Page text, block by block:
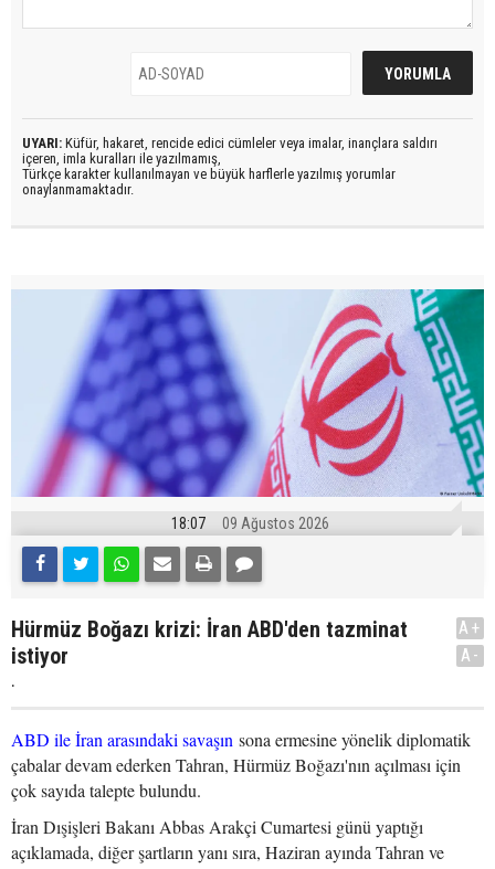
UYARI: Küfür, hakaret, rencide edici cümleler veya imalar, inançlara saldırı
içeren, imla kuralları ile yazılmamış,
Türkçe karakter kullanılmayan ve büyük harflerle yazılmış yorumlar
onaylanmamaktadır.
18:07 09 Ağustos 2026
Hürmüz Boğazı krizi: İran ABD'den tazminat
istiyor
.
A+
A-
ABD ile İran arasındaki savaşın sona ermesine yönelik diplomatik
çabalar devam ederken Tahran, Hürmüz Boğazı'nın açılması için
çok sayıda talepte bulundu.
İran Dışişleri Bakanı Abbas Arakçi Cumartesi günü yaptığı
açıklamada, diğer şartların yanı sıra, Haziran ayında Tahran ve